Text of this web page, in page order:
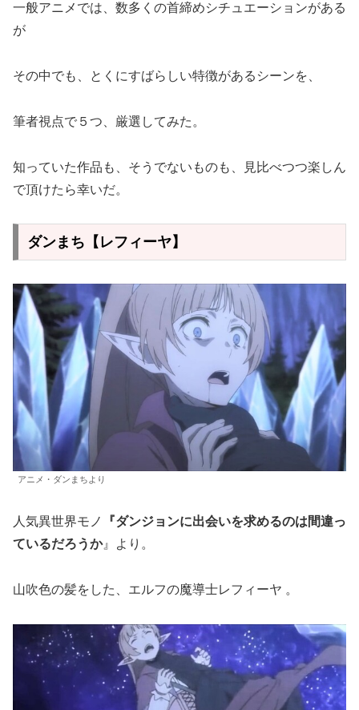
一般アニメでは、数多くの首締めシチュエーションがある
が
その中でも、とくにすばらしい特徴があるシーンを、
筆者視点で５つ、厳選してみた。
知っていた作品も、そうでないものも、見比べつつ楽しん
で頂けたら幸いだ。
ダンまち【レフィーヤ】
アニメ・ダンまちより
人気異世界モノ
『ダンジョンに出会いを求めるのは間違っ
ているだろうか』より。
山吹色の髪をした、エルフの魔導士レフィーヤ 。